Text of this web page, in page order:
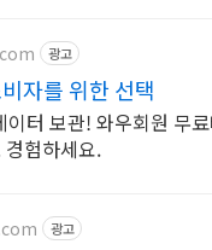
광고
자를 위한 선택
터 보관! 와우회원 무
험하세요.
광고